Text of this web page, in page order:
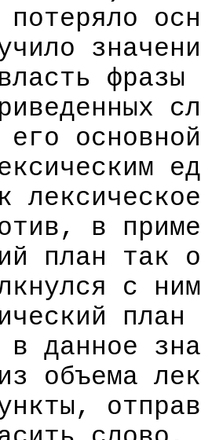
потеряло
фразы
его
в
план так
с
план
в данное
объема